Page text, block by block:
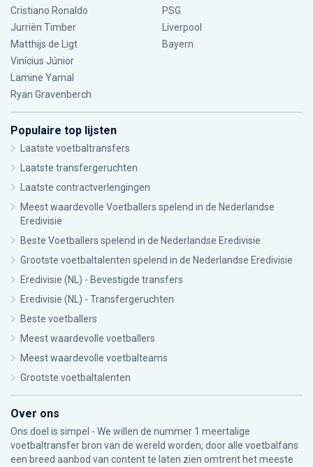
Cristiano Ronaldo
Jurriën Timber
Matthijs de Ligt
Vinícius Júnior
Lamine Yamal
Ryan Gravenberch
PSG
Liverpool
Bayern
Populaire top lijsten
Laatste voetbaltransfers
Laatste transfergeruchten
Laatste contractverlengingen
Meest waardevolle Voetballers spelend in de Nederlandse
Eredivisie
Beste Voetballers spelend in de Nederlandse Eredivisie
Grootste voetbaltalenten spelend in de Nederlandse Eredivisie
Eredivisie (NL) - Bevestigde transfers
Eredivisie (NL) - Transfergeruchten
Beste voetballers
Meest waardevolle voetballers
Meest waardevolle voetbalteams
Grootste voetbaltalenten
Over ons
Ons doel is simpel - We willen de nummer 1 meertalige
voetbaltransfer bron van de wereld worden, door alle voetbalfans
een breed aanbod van content te laten zien omtrent het meeste